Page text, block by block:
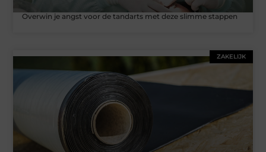
Overwin je angst voor de tandarts met deze slimme stappen
ZAKELIJK